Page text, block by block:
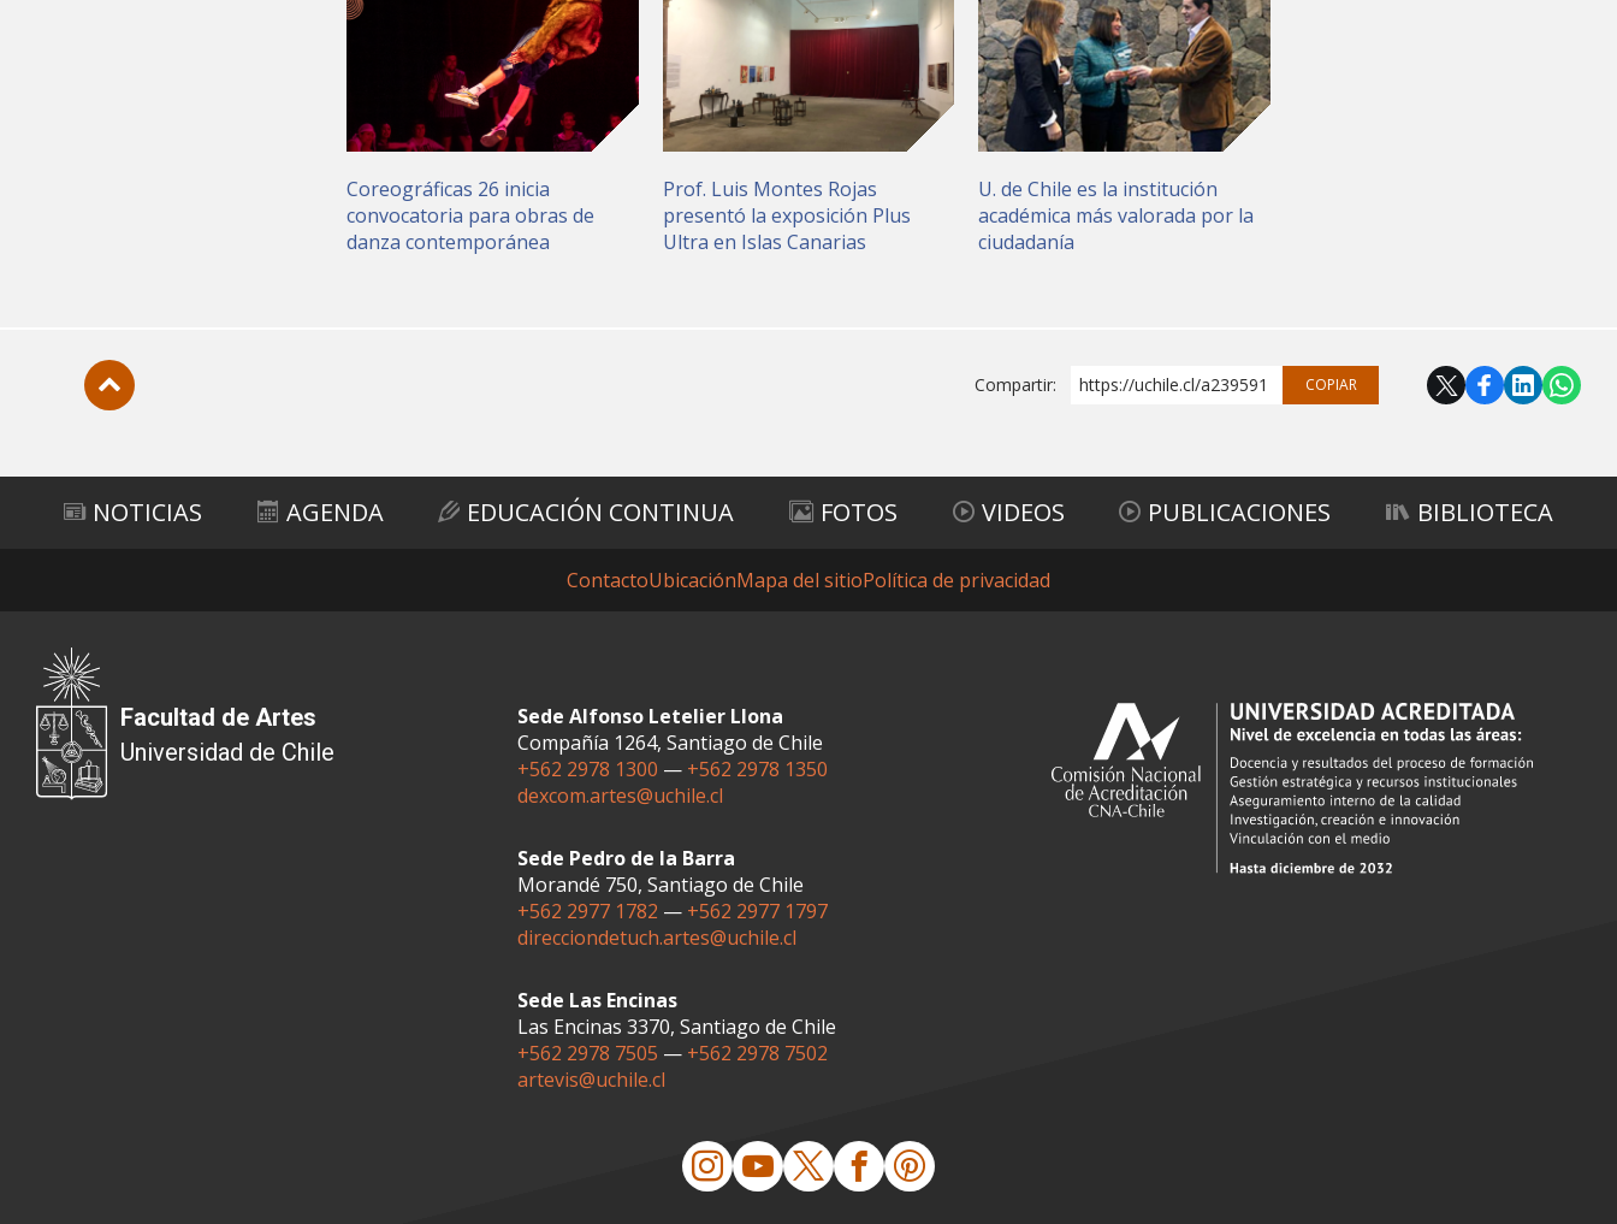
Coreográficas 26 inicia
convocatoria para obras de
danza contemporánea
Prof. Luis Montes Rojas
presentó la exposición Plus
Ultra en Islas Canarias
U. de Chile es la institución
académica más valorada por la
ciudadanía
Compartir: https://uchile.cl/a239591 COPIAR
NOTICIAS AGENDA EDUCACIÓN CONTINUA FOTOS VIDEOS PUBLICACIONES BIBLIOTECA
ContactoUbicaciónMapa del sitioPolítica de privacidad
Facultad de Artes
Universidad de Chile
Sede Alfonso Letelier Llona
Compañía 1264, Santiago de Chile
+562 2978 1300 — +562 2978 1350
dexcom.artes@uchile.cl
Sede Pedro de la Barra
Morandé 750, Santiago de Chile
+562 2977 1782 — +562 2977 1797
direcciondetuch.artes@uchile.cl
Sede Las Encinas
Las Encinas 3370, Santiago de Chile
+562 2978 7505 — +562 2978 7502
artevis@uchile.cl